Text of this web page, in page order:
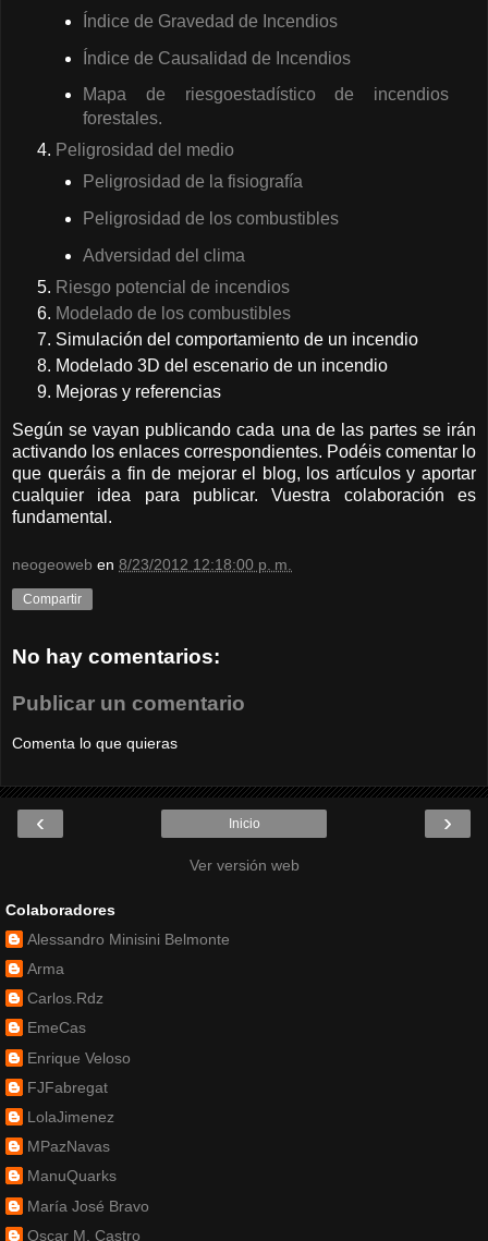
Índice de Gravedad de Incendios
Índice de Causalidad de Incendios
Mapa de riesgoestadístico de incendios
forestales.
Peligrosidad del medio
Peligrosidad de la fisiografía
Peligrosidad de los combustibles
Adversidad del clima
Riesgo potencial de incendios
Modelado de los combustibles
Simulación del comportamiento de un incendio
Modelado 3D del escenario de un incendio
Mejoras y referencias
Según se vayan publicando cada una de las partes se irán
activando los enlaces correspondientes. Podéis comentar lo
que queráis a fin de mejorar el blog, los artículos y aportar
cualquier idea para publicar. Vuestra colaboración es
fundamental.
neogeoweb en 8/23/2012 12:18:00 p. m.
Compartir
No hay comentarios:
Publicar un comentario
Comenta lo que quieras
‹ ›
Inicio
Ver versión web
Colaboradores
Alessandro Minisini Belmonte
Arma
Carlos.Rdz
EmeCas
Enrique Veloso
FJFabregat
LolaJimenez
MPazNavas
ManuQuarks
María José Bravo
Oscar M. Castro